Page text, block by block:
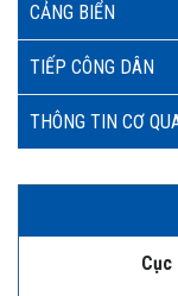
CẢNG BIỂN
TIẾP CÔNG DÂN
THÔNG TIN CƠ
Cục